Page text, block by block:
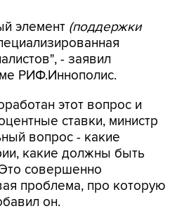
элемент (поддержки
- заявил
РИФ.Иннополис.
этот вопрос и
ставки, министр
вопрос - какие
какие должны быть
совершенно
проблема, про которую
он.